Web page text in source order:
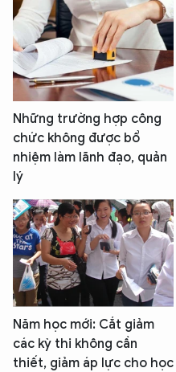
Những trường hợp công
chức không được bổ
nhiệm làm lãnh đạo, quản
lý
Năm học mới: Cắt giảm
các kỳ thi không cần
thiết, giảm áp lực cho học